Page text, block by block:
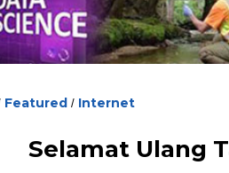
Featured / Internet
Selamat Ulang